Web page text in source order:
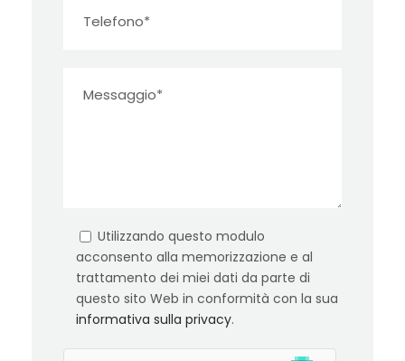
Utilizzando questo modulo
acconsento alla memorizzazione e al
trattamento dei miei dati da parte di
questo sito Web in conformità con la sua
informativa sulla privacy.